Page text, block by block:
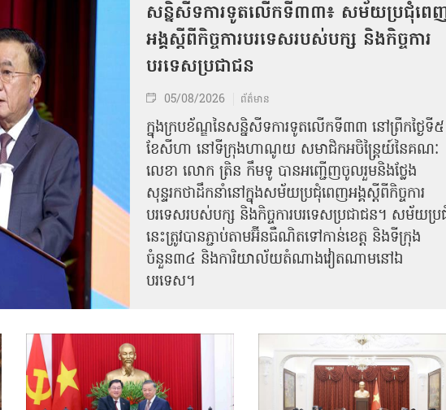
សន្និសីទការទូតលើកទី៣៣៖ សម័យប្រជុំពេ
អង្គស្តីពីកិច្ច​ការបរទេសរបស់​បក្ស និងកិច្ច​ការ
បរទេសប្រជាជន
05/08/2026 ព័ត៌មាន
ក្នុងក្របខ័ណ្ឌនៃសន្និសីទការទូតលើកទី៣៣ នៅព្រឹកថ្ងៃទី៥
ខែសីហា នៅទីក្រុងហាណូយ សមាជិកអចិន្ត្រៃយ៍នៃគណៈ
លេខា លោក ត្រិន កឹម​ទូ បានអញ្ជើញ​ចូលរួមនិងថ្លែង
សុន្ទរកថាដឹកនាំនៅក្នុងសម័យប្រជុំពេញអង្គស្តីពី​​កិច្ច​ការ
បរទេសរបស់​បក្ស និងកិច្ច​ការបរទេស​ប្រជាជន។ សម័យប្រ
នេះត្រូវបានភ្ជាប់តាមអ៊ីនធឺណិតទៅកាន់ខេត្ត និងទីក្រុង
ចំនួន៣៤ និងការិយាល័យតំណាងវៀតណាមនៅឯ​
បរទេស។